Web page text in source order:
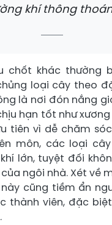
khí thông
chốt khác thường
loại cây theo
là nơi đón nắng
hạn tốt như
tiên vì dễ chăm
môn, các loại
lớn, tuyệt đối
ngôi nhà. Xét về
cũng tiềm ẩn
thành viên, đặc